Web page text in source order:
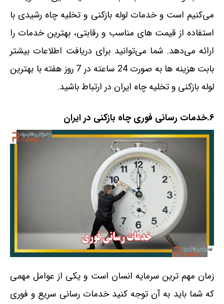
می‌کنیم است و خدمات لوله بازکنی و تخلیه چاه رشیدی با
استفاده از قیمت های مناسب و رقابتی، بهترین خدمات را
ارائه می‌دهد. شما می‌توانید برای دریافت اطلاعات بیشتر
بابت هزینه ها به صورت 24 ساعته در 7 روز هفته با بهترین
لوله بازکنی و تخلیه چاه ایران‌‌ در ارتباط باشید.
6.خدمات رسانی فوری چاه بازکنی در ایران
زمان مهم ترین سرمایه انسان است و یکی از عوامل مهمی
که شما باید به آن توجه کنید خدمات رسانی سریع و فوری